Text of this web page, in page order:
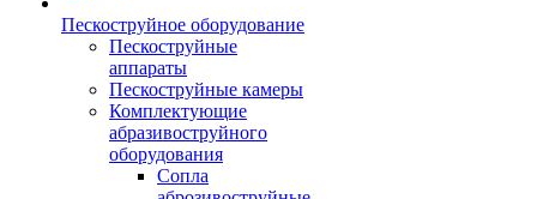
Пескоструйное оборудование
Пескоструйные
аппараты
Пескоструйные камеры
Комплектующие
абразивоструйного
оборудования
Сопла